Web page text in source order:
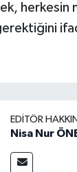
herkesin
EDITÖR
Nisa Nur